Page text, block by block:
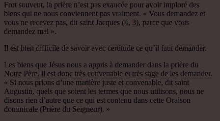
Fort souvent, la prière n’est pas exaucée pour avoir imploré des
biens qui ne nous conviennent pas vraiment. « Vous demandez et
vous ne recevez pas, dit saint Jacques (4, 3), parce que vous
demandez mal ».
Il est bien difficile de savoir avec certitude ce qu’il faut demander.
Les biens que Jésus nous a appris à demander dans la prière du
Notre Père, il est donc très convenable et très sage de les demander.
« Si nous prions d’une manière juste et convenable, dit saint
Augustin, quels que soient les termes que nous utilisons, nous ne
disons rien d’autre que ce qui est contenu dans cette Oraison
dominicale (Prière du Seigneur). »